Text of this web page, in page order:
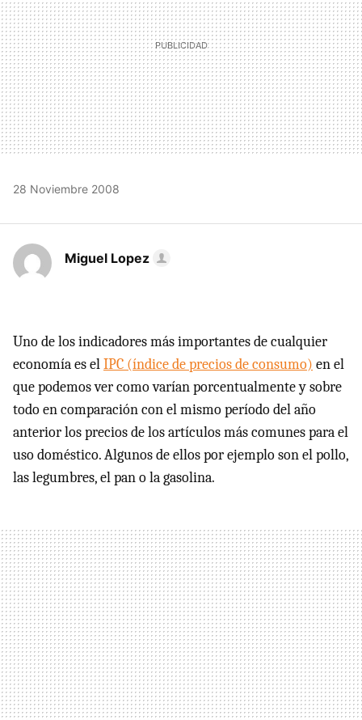
28 Noviembre 2008
Miguel Lopez
Uno de los indicadores más importantes de cualquier
economía es elIPC (índice de precios de consumo) en el
que podemos ver como varían porcentualmente y sobre
todo en comparación con el mismo período del año
anterior los precios de los artículos más comunes para el
uso doméstico. Algunos de ellos por ejemplo son el pollo,
las legumbres, el pan o la gasolina.